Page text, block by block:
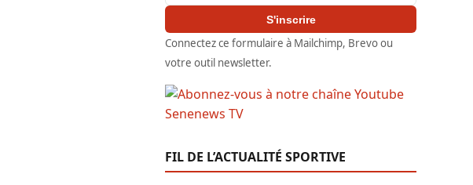
S'inscrire
Connectez ce formulaire à Mailchimp, Brevo ou
votre outil newsletter.
FIL DE L’ACTUALITÉ SPORTIVE